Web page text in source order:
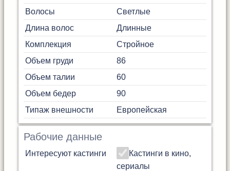
Волосы
Светлые
Длина волос
Длинные
Комплекция
Стройное
Объем груди
86
Объем талии
60
Объем бедер
90
Типаж внешности
Европейская
Рабочие данные
Интересуют кастинги
Кастинги в кино,
сериалы